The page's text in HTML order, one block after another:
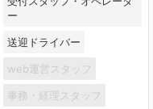
ー
送迎ドライバー
web運営スタッフ
事務・経理スタッフ